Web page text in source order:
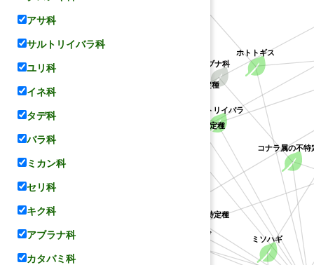
サルトリイバラ
ホトトギス
ミソハギ
アカネ科 クチナシ属の不特定種
クソカズラ属の不特定種
キョウチクトウ科 キジョラン属の不特定種
ブナ科
コナラ属の不特
アサ科
サルトリイバラ科
ユリ科
イネ科
タデ科
バラ科
ミカン科
セリ科
キク科
アブラナ科
カタバミ科